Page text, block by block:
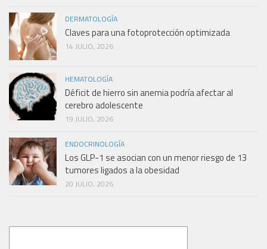
DERMATOLOGÍA
Claves para una fotoprotección optimizada
14 JULIO, 2026
HEMATOLOGÍA
Déficit de hierro sin anemia podría afectar al
cerebro adolescente
19 JULIO, 2026
ENDOCRINOLOGÍA
Los GLP-1 se asocian con un menor riesgo de 13
tumores ligados a la obesidad
20 JULIO, 2026